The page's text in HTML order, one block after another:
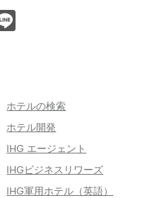
ホテルの検索
ホテル開発
IHG エージェント
IHGビジネスリワーズ
IHG軍用ホテル（英語）